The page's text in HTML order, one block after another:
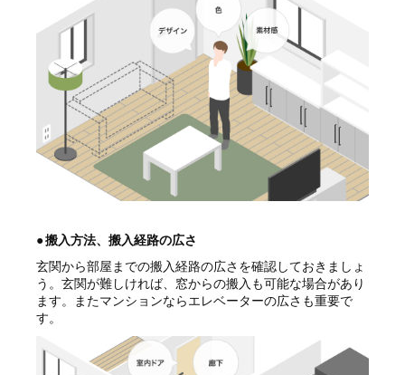
●搬入方法、搬入経路の広さ
玄関から部屋までの搬入経路の広さを確認しておきましょ
う。玄関が難しければ、窓からの搬入も可能な場合があり
ます。またマンションならエレベーターの広さも重要で
す。